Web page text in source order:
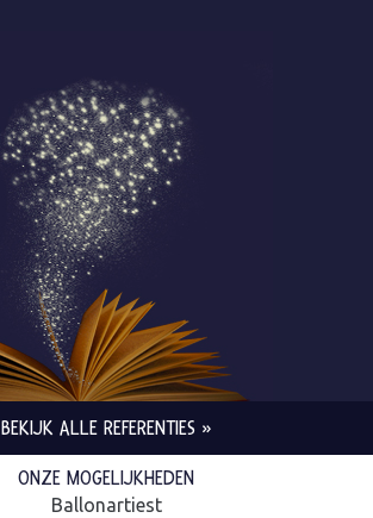
BEKIJK ALLE REFERENTIES »
ONZE MOGELIJKHEDEN
Ballonartiest